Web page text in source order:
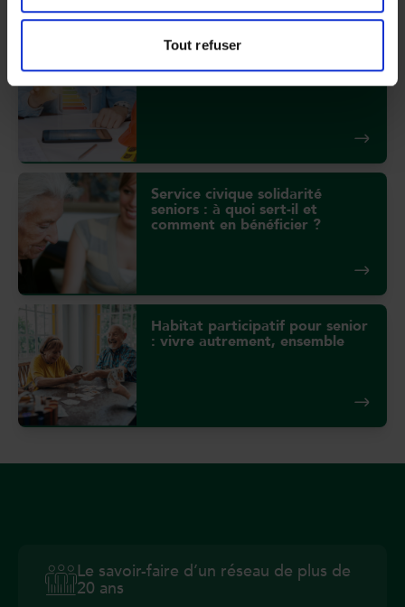
Tout refuser
Service civique solidarité
seniors : à quoi sert-il et
comment en bénéficier ?
Habitat participatif pour senior
: vivre autrement, ensemble
Le savoir-faire d’un réseau de plus de
20 ans